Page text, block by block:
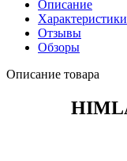
Описание
Характеристики
Отзывы
Обзоры
Описание товара